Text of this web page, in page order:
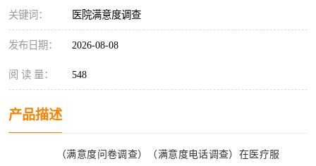
关键词： 医院满意度调查
发布日期： 2026-08-08
阅 读 量： 548
产品描述
（满意度问卷调查）（满意度电话调查）在医疗服